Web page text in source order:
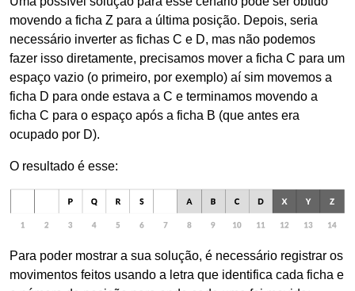
movendo a ficha Z para a última posição. Depois, seria
necessário inverter as fichas C e D, mas não podemos
fazer isso diretamente, precisamos mover a ficha C para um
espaço vazio (o primeiro, por exemplo) aí sim movemos a
ficha D para onde estava a C e terminamos movendo a
ficha C para o espaço após a ficha B (que antes era
ocupado por D).
O resultado é esse:
Para poder mostrar a sua solução, é necessário registrar os
movimentos feitos usando a letra que identifica cada ficha e